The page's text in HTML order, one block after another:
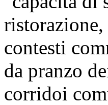
contesti
da pranzo
corridoi